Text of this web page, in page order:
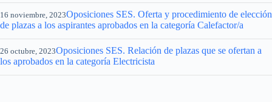
16 noviembre, 2023Oposiciones SES. Oferta y procedimiento de elección
de plazas a los aspirantes aprobados en la categoría Calefactor/a
26 octubre, 2023Oposiciones SES. Relación de plazas que se ofertan a
los aprobados en la categoría Electricista